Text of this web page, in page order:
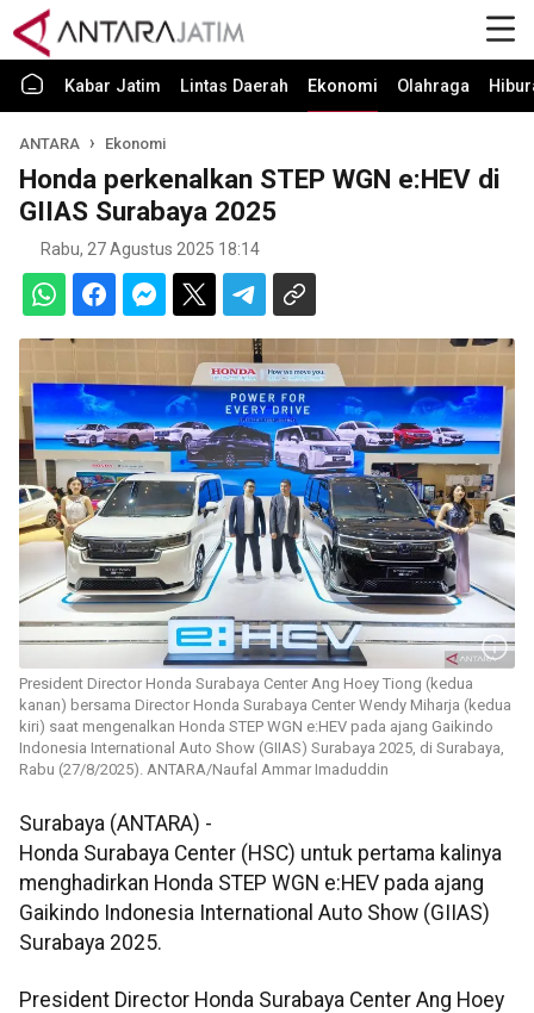
Kabar Jatim Lintas Daerah Ekonomi Olahraga
ANTARA Ekonomi
Honda perkenalkan STEP WGN e:HEV di
GIIAS Surabaya 2025
Rabu, 27 Agustus 2025 18:14
President Director Honda Surabaya Center Ang Hoey Tiong (kedua
kanan) bersama Director Honda Surabaya Center Wendy Miharja (kedua
kiri) saat mengenalkan Honda STEP WGN e:HEV pada ajang Gaikindo
Indonesia International Auto Show (GIIAS) Surabaya 2025, di Surabaya,
Rabu (27/8/2025). ANTARA/Naufal Ammar Imaduddin
Surabaya (ANTARA) -
Honda Surabaya Center (HSC) untuk pertama kalinya
menghadirkan Honda STEP WGN e:HEV pada ajang
Gaikindo Indonesia International Auto Show (GIIAS)
Surabaya 2025.
President Director Honda Surabaya Center Ang Hoey